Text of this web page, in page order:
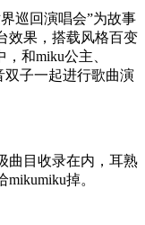
巡回演唱会”为故事
效果，搭载风格百变
和miku公主、
双子一起进行歌曲演
曲目收录在内，耳熟
掉。